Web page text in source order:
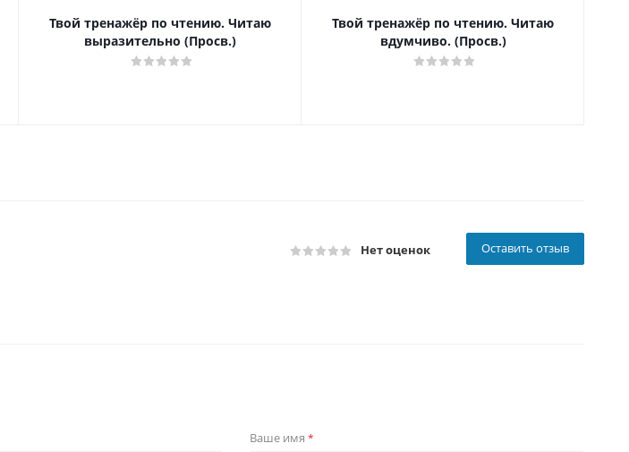
Твой тренажёр по чтению. Читаю
выразительно (Просв.)
Твой тренажёр по чтению. Читаю
вдумчиво. (Просв.)
Нет оценок Оставить отзыв
Ваше имя *